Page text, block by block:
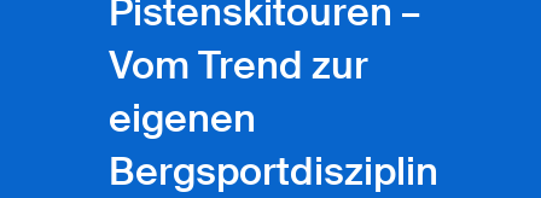
Pistenskitouren –
Vom Trend zur
eigenen
Bergsportdisziplin